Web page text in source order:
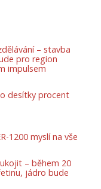
– stavba
pro region
impulsem
desítky procent
1200 myslí na vše
– během 20
jádro bude